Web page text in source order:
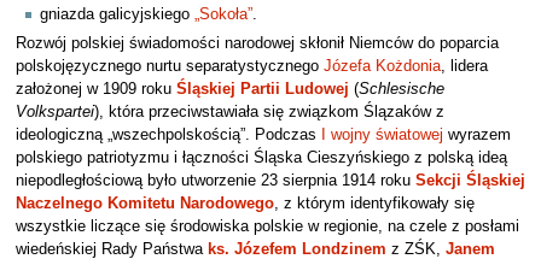
gniazda galicyjskiego „Sokoła”
Rozwój polskiej świadomości narodowej skłonił Niemców do poparcia
polskojęzycznego nurtu separatystycznego Józefa Kożdonia, lidera
założonej w 1909 roku Śląskiej Partii Ludowej (Schlesische
Volkspartei), która przeciwstawiała się związkom Ślązaków z
ideologiczną „wszechpolskością”. Podczas
I wojny światowej wyrazem
polskiego patriotyzmu i łączności Śląska Cieszyńskiego z polską ideą
niepodległościową było utworzenie 23 sierpnia 1914 roku Sekcji Śląskiej
Naczelnego Komitetu Narodowego, z którym identyfikowały się
wszystkie liczące się środowiska polskie w regionie, na czele z posłami
wiedeńskiej Rady Państwa ks. Józefem Londzinem z ZŚK, Janem